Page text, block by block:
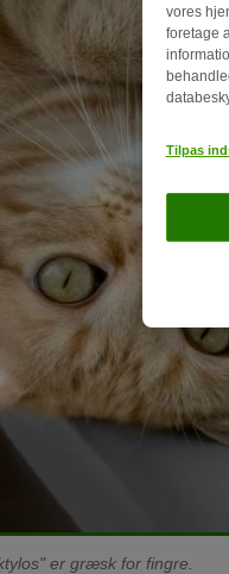
er græsk for fingre.
vores
foretage
Tilpas